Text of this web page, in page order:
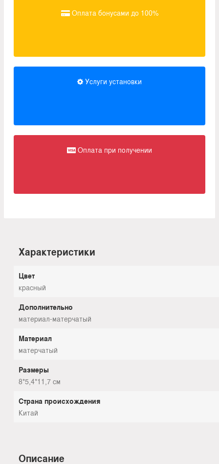
Оплата бонусами до 100%
Услуги установки
Оплата при получении
Характеристики
Цвет
красный
Дополнительно
материал-матерчатый
Материал
матерчатый
Размеры
8*5,4*11,7 см
Страна происхождения
Китай
Описание